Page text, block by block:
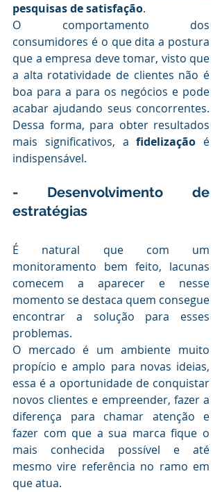
pesquisas de satisfação.
O comportamento dos
consumidores é o que dita a postura
que a empresa deve tomar, visto que
a alta rotatividade de clientes não é
boa para a para os negócios e pode
acabar ajudando seus concorrentes.
Dessa forma, para obter resultados
mais significativos, a fidelização é
indispensável.
- Desenvolvimento de
estratégias
É natural que com um
monitoramento bem feito, lacunas
comecem a aparecer e nesse
momento se destaca quem consegue
encontrar a solução para esses
problemas.
O mercado é um ambiente muito
propício e amplo para novas ideias,
essa é a oportunidade de conquistar
novos clientes e empreender, fazer a
diferença para chamar atenção e
fazer com que a sua marca fique o
mais conhecida possível e até
mesmo vire referência no ramo em
que atua.